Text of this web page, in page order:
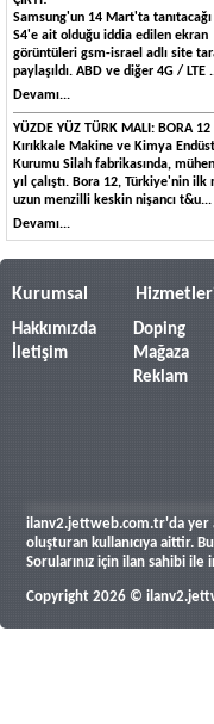
Samsung'un 14 Mart'ta
S4'e ait olduğu iddia edilen ekran
görüntüleri gsm-israel adlı site
paylaşıldı. ABD ve diğer 4G / LTE
Devamı...
YÜZDE YÜZ TÜRK MALI: BORA 12
Kırıkkale Makine ve Kimya
Kurumu Silah fabrikasında,
yıl çalıştı. Bora 12, Türkiye'nin ilk
uzun menzilli keskin nişancı t&u...
Devamı...
Kurumsal
Hakkımızda
İletişim
Doping
Mağaza
Reklam
ilanv2.jettweb.com.tr'da yer
oluşturan kullanıcıya aittir.
Sorularınız için ilan sahibi
Copyright 2026 ©